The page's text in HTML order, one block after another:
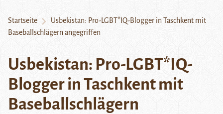
Startseite
Usbekistan: Pro-LGBT*IQ-Blogger in Taschkent mit
Baseballschlägern angegriffen
Usbekistan: Pro-LGBT*IQ-
Blogger in Taschkent mit
Baseballschlägern